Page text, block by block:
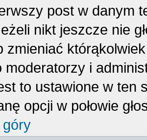
post w danym
nikt jeszcze nie
zmieniać
moderatorzy i
to ustawione w ten
opcji w połowie
góry